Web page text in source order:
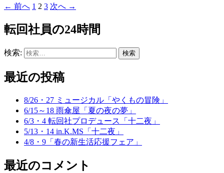
← 前へ 1 2 3 次へ →
転回社員の24時間
検索:
最近の投稿
8/26・27 ミュージカル「やくもの冒険」
6/15～18 雨傘屋「夏の夜の夢」
6/3・4 転回社プロデュース「十二夜」
5/13・14 in.K.MS「十二夜」
4/8・9「春の新生活応援フェア」
最近のコメント